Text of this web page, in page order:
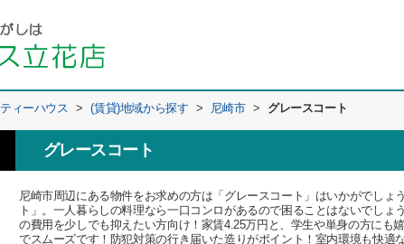
ティーハウス > (賃貸)地域から探す > 尼崎市 > グレースコート
グレースコート
尼崎市周辺にある物件をお求めの方は「グレースコート」はいかがでし
ト」。一人暮らしの料理なら一口コンロがあるので困ることはないでし
の費用を少しでも抑えたい方向け！家賃4.25万円と、学生や単身の方に
でスムーズです！防犯対策の行き届いた造りがポイント！室内環境も快